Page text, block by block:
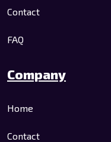
Contact
FAQ
Company
Home
Contact